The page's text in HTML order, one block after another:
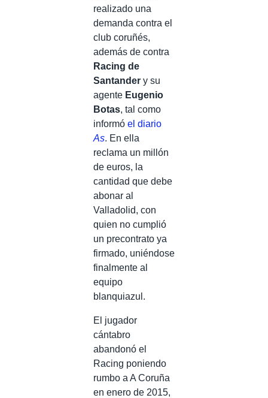
realizado una
demanda contra el
club coruñés,
además de contra
Racing de
Santander y su
agente Eugenio
Botas, tal como
informó el diario
As. En ella
reclama un millón
de euros, la
cantidad que debe
abonar al
Valladolid, con
quien no cumplió
un precontrato ya
firmado, uniéndose
finalmente al
equipo
blanquiazul.
El jugador
cántabro
abandonó el
Racing poniendo
rumbo a A Coruña
en enero de 2015,